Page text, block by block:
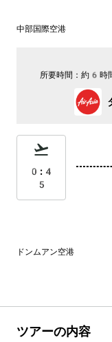
中部国際空港
所要時間： 約6時
0:4
5
ドンムアン空港
ツアーの内容